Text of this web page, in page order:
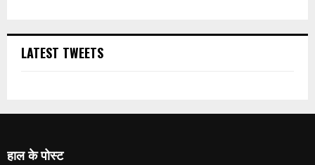
LATEST TWEETS
हाल के पोस्ट